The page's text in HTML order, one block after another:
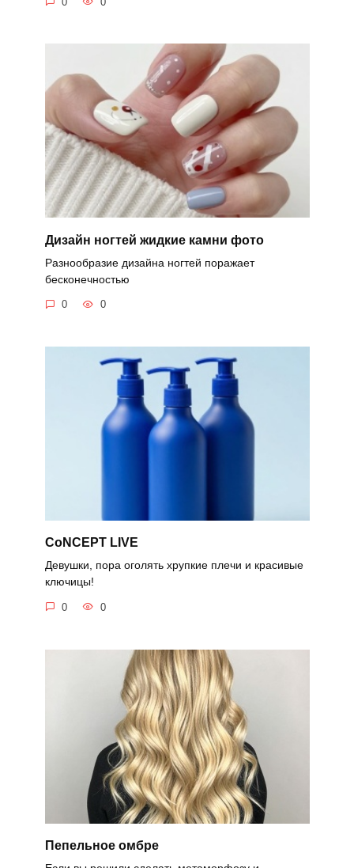
Дизайн ногтей жидкие камни фото
Разнообразие дизайна ногтей поражает
бесконечностью
0 0
CoNCEPT LIVE
Девушки, пора оголять хрупкие плечи и красивые
ключицы!
0 0
Пепельное омбре